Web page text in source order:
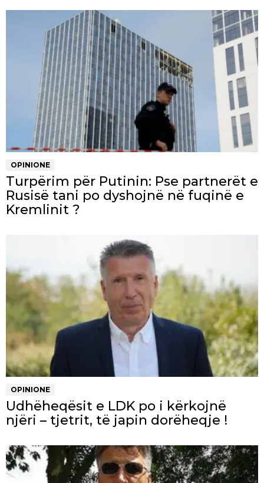
OPINIONE
Turpërim për Putinin: Pse partnerët e
Rusisë tani po dyshojnë në fuqinë e
Kremlinit ?
OPINIONE
Udhëheqësit e LDK po i kërkojnë
njëri – tjetrit, të japin dorëheqje !